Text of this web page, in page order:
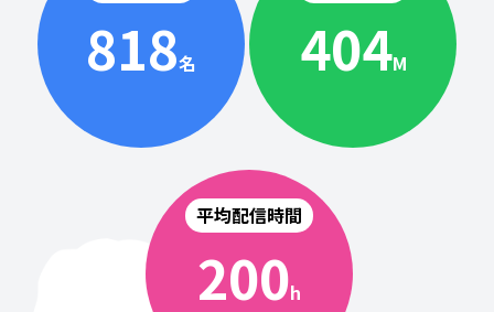
818名 404M
平均配信時間
200h